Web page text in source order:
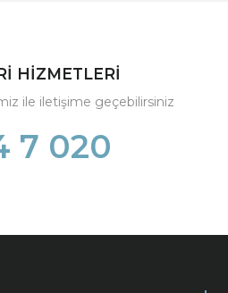
HİZMETLERİ
ile iletişime geçebilirsiniz
7 020